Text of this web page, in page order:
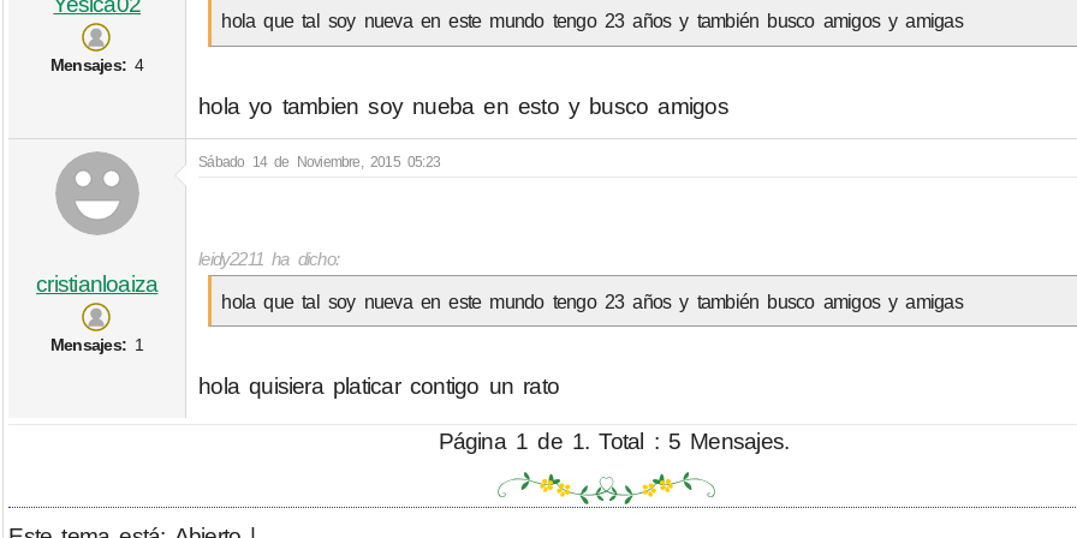
Mensajes: 4
hola que tal soy nueva en este mundo tengo 23 años y también busco amigos y amigas
hola yo tambien soy nueba en esto y busco amigos
cristianloaiza
Mensajes: 1
Sábado 14 de Noviembre, 2015 05:23
leidy2211 ha dicho:
hola que tal soy nueva en este mundo tengo 23 años y también busco amigos y amigas
hola quisiera platicar contigo un rato
Página 1 de 1. Total : 5 Mensajes.